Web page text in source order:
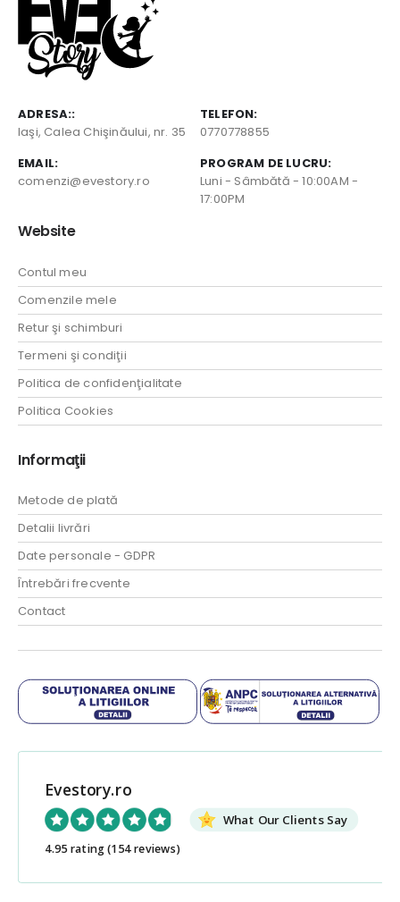
ADRESA::
Iaşi, Calea Chişinăului, nr. 35
TELEFON:
0770778855
EMAIL:
comenzi@evestory.ro
PROGRAM DE LUCRU:
Luni - Sâmbătă - 10:00AM -
17:00PM
Website
Contul meu
Comenzile mele
Retur şi schimburi
Termeni şi condiţii
Politica de confidenţialitate
Politica Cookies
Informaţii
Metode de plată
Detalii livrări
Date personale - GDPR
Întrebări frecvente
Contact
Evestory.ro
What Our Clients Say
4.95 rating(154 reviews)